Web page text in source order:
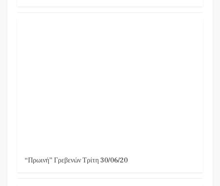
“Πρωινή” Γρεβενών Τρίτη 30/06/20